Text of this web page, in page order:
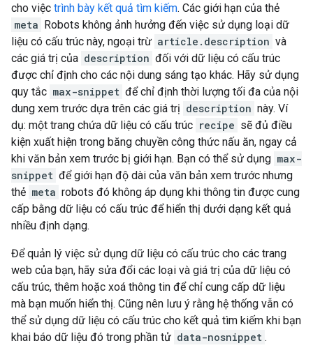
cho việc trình bày kết quả tìm kiếm. Các giới hạn của thẻ
meta Robots không ảnh hưởng đến việc sử dụng loại dữ
liệu có cấu trúc này, ngoại trừ article.description và
các giá trị của description đối với dữ liệu có cấu trúc
được chỉ định cho các nội dung sáng tạo khác. Hãy sử dụng
quy tắc max-snippet để chỉ định thời lượng tối đa của nội
dung xem trước dựa trên các giá trị description này. Ví
dụ: một trang chứa dữ liệu có cấu trúc recipe sẽ đủ điều
kiện xuất hiện trong băng chuyền công thức nấu ăn, ngay cả
khi văn bản xem trước bị giới hạn. Bạn có thể sử dụng max-
snippet để giới hạn độ dài của văn bản xem trước nhưng
thẻ meta robots đó không áp dụng khi thông tin được cung
cấp bằng dữ liệu có cấu trúc để hiển thị dưới dạng kết quả
nhiều định dạng.
Để quản lý việc sử dụng dữ liệu có cấu trúc cho các trang
web của bạn, hãy sửa đổi các loại và giá trị của dữ liệu có
cấu trúc, thêm hoặc xoá thông tin để chỉ cung cấp dữ liệu
mà bạn muốn hiển thị. Cũng nên lưu ý rằng hệ thống vẫn có
thể sử dụng dữ liệu có cấu trúc cho kết quả tìm kiếm khi bạn
khai báo dữ liệu đó trong phần tử data-nosnippet .